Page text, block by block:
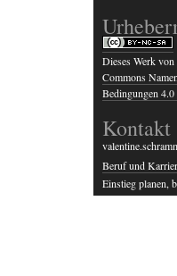
Dieses Werk von
Commons
Bedingungen
Kontakt
Beruf und
Einstieg planen,